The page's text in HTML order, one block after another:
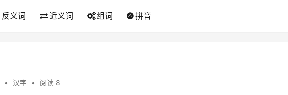
反义词 近义词 组词 拼音
• 汉字 • 阅读 8